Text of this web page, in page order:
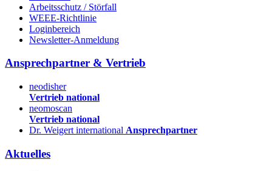
Arbeitsschutz / Störfall
WEEE-Richtlinie
Loginbereich
Newsletter-Anmeldung
Ansprechpartner & Vertrieb
neodisher
Vertrieb national
neomoscan
Vertrieb national
Dr. Weigert international Ansprechpartner
Aktuelles